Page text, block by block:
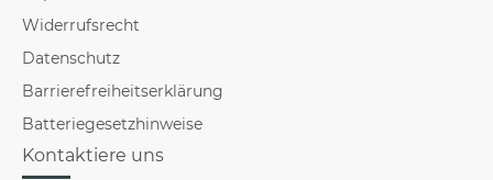
Widerrufsrecht
Datenschutz
Barrierefreiheitserklärung
Batteriegesetzhinweise
Kontaktiere uns